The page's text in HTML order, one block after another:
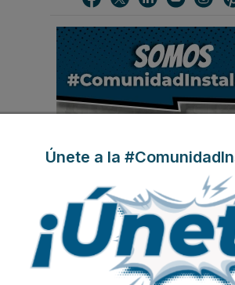
r
.
MÁS ACTUALIDAD
Protagonistas del sector
Únete a la